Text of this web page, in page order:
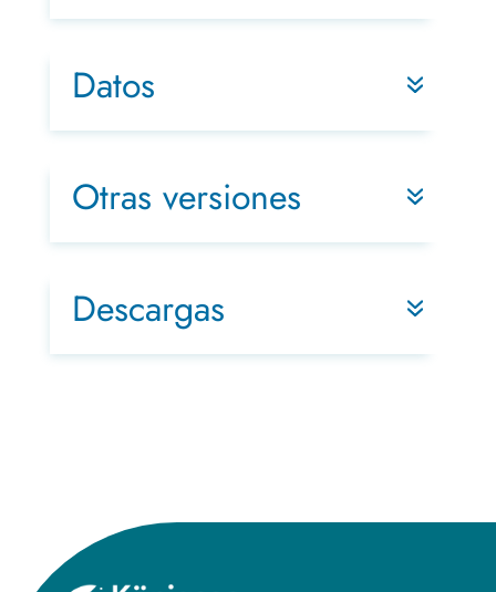
Datos
Otras versiones
Descargas